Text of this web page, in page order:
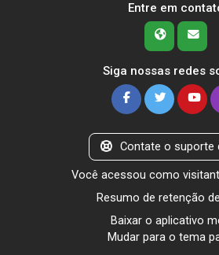
Entre em
Siga nossas redes
Contate o suporte
Você acessou como
Resumo de retenção
Baixar o aplicativo
Mudar para o tema